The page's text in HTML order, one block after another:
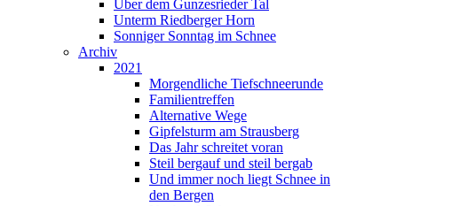
Über dem Gunzesrieder Tal
Unterm Riedberger Horn
Sonniger Sonntag im Schnee
Archiv
2021
Morgendliche Tiefschneerunde
Familientreffen
Alternative Wege
Gipfelsturm am Strausberg
Das Jahr schreitet voran
Steil bergauf und steil bergab
Und immer noch liegt Schnee in
den Bergen